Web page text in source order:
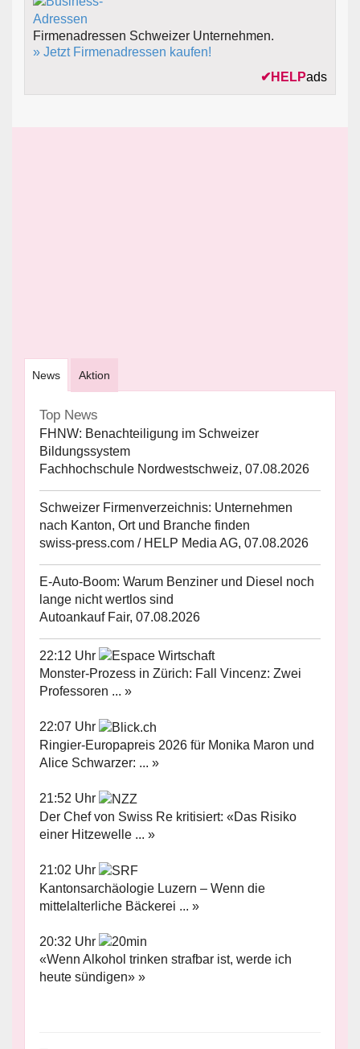
Firmenadressen Schweizer Unternehmen.
» Jetzt Firmenadressen kaufen!
✔ HELPads
News Aktion
Top News
FHNW: Benachteiligung im Schweizer
Bildungssystem
Fachhochschule Nordwestschweiz, 07.08.2026
Schweizer Firmenverzeichnis: Unternehmen
nach Kanton, Ort und Branche finden
swiss-press.com / HELP Media AG, 07.08.2026
E-Auto-Boom: Warum Benziner und Diesel noch
lange nicht wertlos sind
Autoankauf Fair, 07.08.2026
22:12 Uhr
Monster-Prozess in Zürich: Fall Vincenz: Zwei
Professoren ... »
22:07 Uhr
Ringier-Europapreis 2026 für Monika Maron und
Alice Schwarzer: ... »
21:52 Uhr
Der Chef von Swiss Re kritisiert: «Das Risiko
einer Hitzewelle ... »
21:02 Uhr
Kantonsarchäologie Luzern – Wenn die
mittelalterliche Bäckerei ... »
20:32 Uhr
«Wenn Alkohol trinken strafbar ist, werde ich
heute sündigen» »